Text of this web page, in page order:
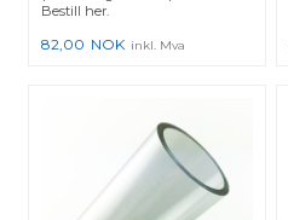
Bestill her.
82,00 NOK inkl. Mva